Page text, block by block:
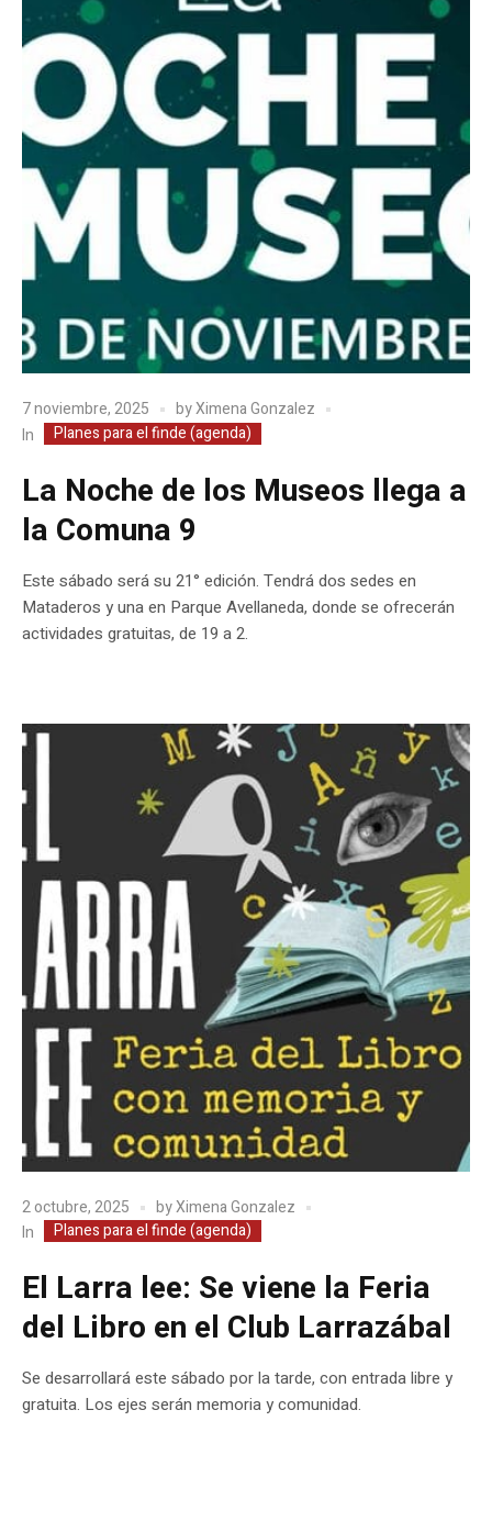
7 noviembre, 2025 byXimena Gonzalez
In
Planes para el finde (agenda)
La Noche de los Museos llega a
la Comuna 9
Este sábado será su 21° edición. Tendrá dos sedes en
Mataderos y una en Parque Avellaneda, donde se ofrecerán
actividades gratuitas, de 19 a 2.
2 octubre, 2025 byXimena Gonzalez
In
Planes para el finde (agenda)
El Larra lee: Se viene la Feria
del Libro en el Club Larrazábal
Se desarrollará este sábado por la tarde, con entrada libre y
gratuita. Los ejes serán memoria y comunidad.